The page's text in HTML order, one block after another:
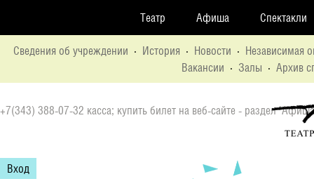
Театр Афиша Спектакли
Сведения об учреждении · История · Новости · Независимая
Вакансии · Залы · Архив
+7(343) 388-07-32 касса; купить билет на веб-сайте - раздел
Вход